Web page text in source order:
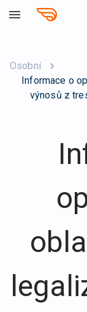
Osobní
Informace o
výnosů z